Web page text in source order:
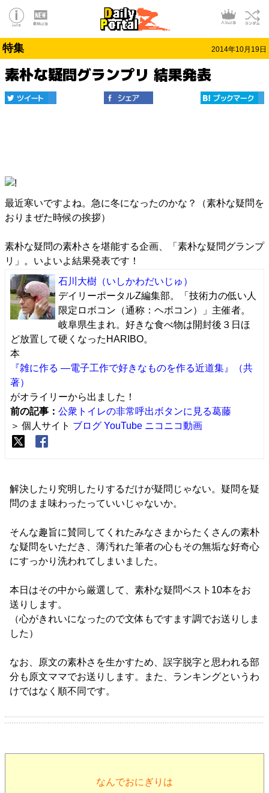
特集 2014年10月19日
素朴な疑問グランプリ 結果発表
最近寒いですよね。急に冬になったのかな？（素朴な疑問を
おりまぜた時候の挨拶）
素朴な疑問の素朴さを堪能する企画、「素朴な疑問グランプ
リ」。いよいよ結果発表です！
石川大樹 （いしかわだいじゅ）
デイリーポータルZ編集部。「技術力の低い人
限定ロボコン（通称：ヘボコン）」主催者。
岐阜県生まれ。好きな食べ物は開封後３日ほ
ど放置して硬くなったHARIBO。
本
『雑に作る ―電子工作で好きなものを作る近道集』（共
著）
がオライリーから出ました！
前の記事： 公衆トイレの非常呼出ボタンに見る葛藤
＞ 個人サイト ブログ YouTube ニコニコ動画
解決したり究明したりするだけが疑問じゃない。疑問を疑
問のまま味わったっていいじゃないか。
そんな趣旨に賛同してくれたみなさまからたくさんの素朴
な疑問をいただき、薄汚れた筆者の心もその無垢な好奇心
にすっかり洗われてしまいました。
本日はその中から厳選して、素朴な疑問ベスト10本をお
送りします。
（心がきれいになったので文体もですます調でお送りしま
した）
なお、原文の素朴さを生かすため、誤字脱字と思われる部
分も原文ママでお送りします。また、ランキングというわ
けではなく順不同です。
なんでおにぎりは